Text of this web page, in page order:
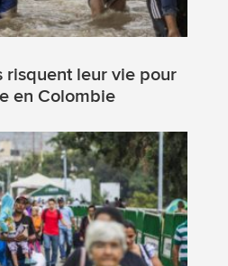
risquent leur vie pour
en Colombie